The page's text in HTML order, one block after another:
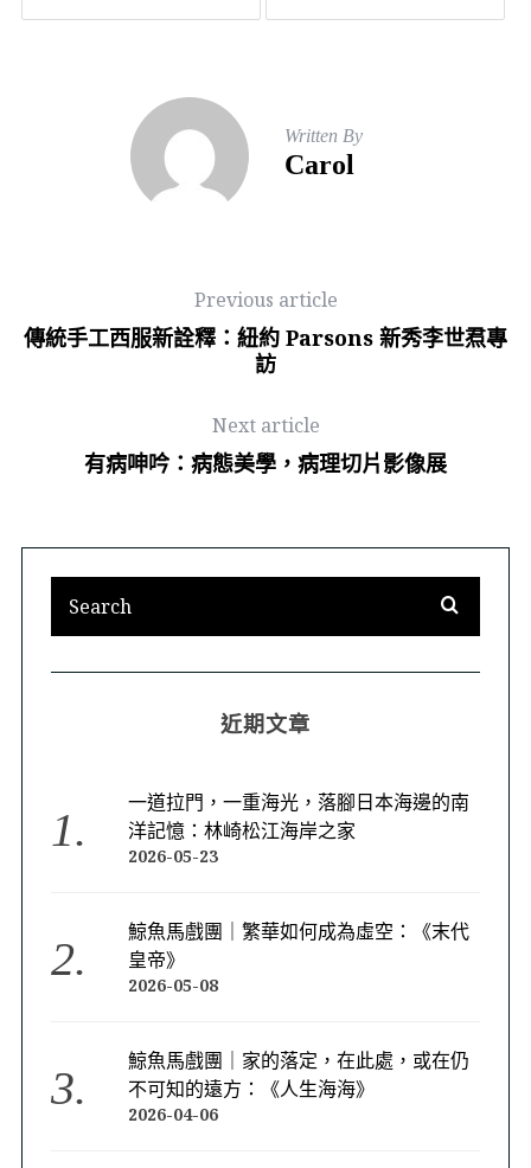
Written By
Carol
Previous article
傳統手工西服新詮釋：紐約 Parsons 新秀李世焄專
訪
Next article
有病呻吟：病態美學，病理切片影像展
近期文章
一道拉門，一重海光，落腳日本海邊的南
洋記憶：林崎松江海岸之家
2026-05-23
鯨魚馬戲團｜繁華如何成為虛空：《末代
皇帝》
2026-05-08
鯨魚馬戲團｜家的落定，在此處，或在仍
不可知的遠方：《人生海海》
2026-04-06